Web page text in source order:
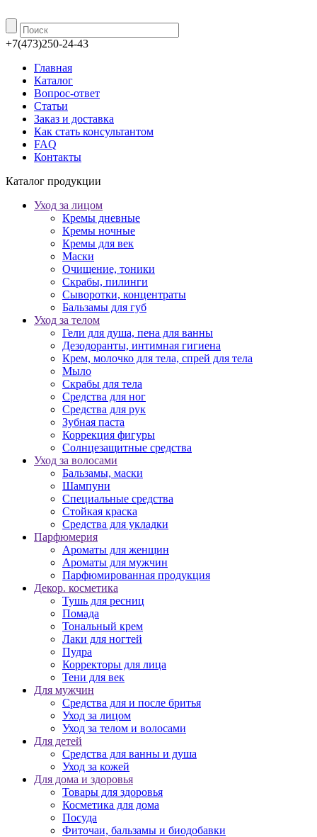
+7(473)250-24-43
Главная
Каталог
Вопрос-ответ
Статьи
Заказ и доставка
Как стать консультантом
FAQ
Контакты
Каталог продукции
Уход за лицом
Кремы дневные
Кремы ночные
Кремы для век
Маски
Очищение, тоники
Скрабы, пилинги
Сыворотки, концентраты
Бальзамы для губ
Уход за телом
Гели для душа, пена для ванны
Дезодоранты, интимная гигиена
Крем, молочко для тела, спрей для тела
Мыло
Скрабы для тела
Средства для ног
Средства для рук
Зубная паста
Коррекция фигуры
Солнцезащитные средства
Уход за волосами
Бальзамы, маски
Шампуни
Специальные средства
Стойкая краска
Средства для укладки
Парфюмерия
Ароматы для женщин
Ароматы для мужчин
Парфюмированная продукция
Декор. косметика
Тушь для ресниц
Помада
Тональный крем
Лаки для ногтей
Пудра
Корректоры для лица
Тени для век
Для мужчин
Средства для и после бритья
Уход за лицом
Уход за телом и волосами
Для детей
Средства для ванны и душа
Уход за кожей
Для дома и здоровья
Товары для здоровья
Косметика для дома
Посуда
Фиточаи, бальзамы и биодобавки